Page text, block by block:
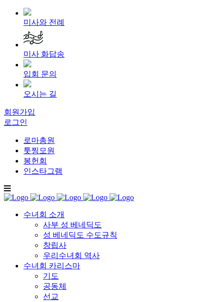
미사와 전례
미사 화답송
입회 문의
오시는 길
회원가입
로그인
로마총원
툿찡모원
봉헌회
인스타그램
수녀회 소개
사부 성 베네딕도
성 베네딕도 수도규칙
창립사
우리수녀회 역사
수녀회 카리스마
기도
공동체
선교